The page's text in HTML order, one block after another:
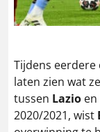
Tijdens
laten zien wat
tussen Lazio en
2020/2021, wist